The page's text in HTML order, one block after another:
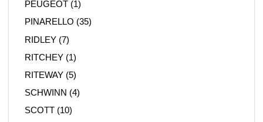
PEUGEOT (1)
PINARELLO (35)
RIDLEY (7)
RITCHEY (1)
RITEWAY (5)
SCHWINN (4)
SCOTT (10)